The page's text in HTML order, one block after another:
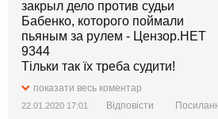
Тільки так їх треба судити!
показати весь коментар
22.01.2020 17:01 Відповісти